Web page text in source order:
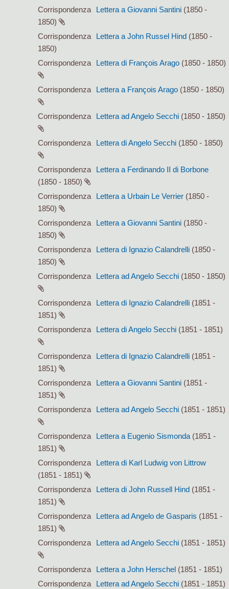
Corrispondenza
Lettera a Giovanni Santini (1850 -
1850)
Corrispondenza
Lettera a John Russel Hind (1850 -
1850)
Corrispondenza
Lettera di François Arago (1850 - 1850)
Corrispondenza Lettera a François Arago (1850 - 1850)
Corrispondenza Lettera ad Angelo Secchi (1850 - 1850)
Corrispondenza Lettera di Angelo Secchi (1850 - 1850)
Corrispondenza
Lettera a Ferdinando II di Borbone
(1850 - 1850)
Corrispondenza
Lettera a Urbain Le Verrier (1850 -
1850)
Corrispondenza
Lettera a Giovanni Santini (1850 -
1850)
Corrispondenza
Lettera di Ignazio Calandrelli (1850 -
1850)
Corrispondenza
Lettera ad Angelo Secchi (1850 - 1850)
Corrispondenza Lettera di Ignazio Calandrelli (1851 -
1851)
Corrispondenza
Lettera di Angelo Secchi (1851 - 1851)
Corrispondenza Lettera di Ignazio Calandrelli (1851 -
1851)
Corrispondenza
Lettera a Giovanni Santini (1851 -
1851)
Corrispondenza
Lettera ad Angelo Secchi (1851 - 1851)
Corrispondenza Lettera a Eugenio Sismonda (1851 -
1851)
Corrispondenza
Lettera di Karl Ludwig von Littrow
(1851 - 1851)
Corrispondenza
Lettera di John Russell Hind (1851 -
1851)
Corrispondenza
Lettera ad Angelo de Gasparis (1851 -
1851)
Corrispondenza
Lettera ad Angelo Secchi (1851 - 1851)
Corrispondenza Lettera a John Herschel (1851 - 1851)
Corrispondenza
Lettera ad Angelo Secchi (1851 - 1851)